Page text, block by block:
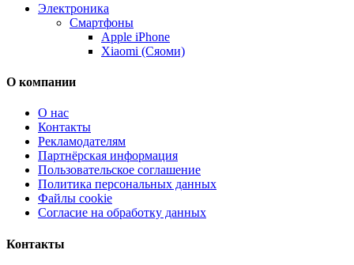
Электроника
Смартфоны
Apple iPhone
Xiaomi (Сяоми)
О компании
О нас
Контакты
Рекламодателям
Партнёрская информация
Пользовательское соглашение
Политика персональных данных
Файлы cookie
Согласие на обработку данных
Контакты